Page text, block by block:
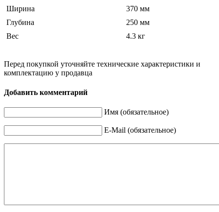
Ширина
370 мм
Глубина
250 мм
Вес
4.3 кг
Перед покупкой уточняйте технические характеристики и
комплектацию у продавца
Добавить комментарий
Имя (обязательное)
E-Mail (обязательное)